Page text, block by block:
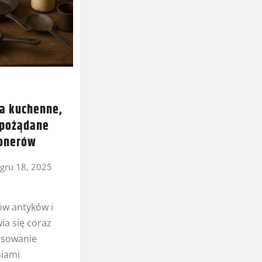
kuchenne,
gru 18, 2025
antyków i
się coraz